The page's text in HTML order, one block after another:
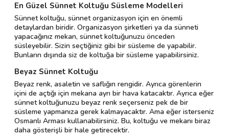
En Güzel Sünnet Koltuğu Süsleme Modelleri
Sünnet koltuğu, sünnet organizasyon için en önemli
detaylardan biridir. Organizasyon şirketleri ya da sünneti
yapacağınız mekan, sünnet koltuğunuzu önceden
süsleyebilir. Sizin seçtiğiniz gibi bir süsleme de yapabilir.
Bunların dışında siz de koltuğa bir süsleme yapabilirsiniz.
Beyaz Sünnet Koltuğu
Beyaz renk, asaletin ve saflığın rengidir. Ayrıca görenlerin
içini de açtığı için mekana ayrı bir hava katacaktır. Ayrıca eğer
sünnet koltuğunuzu beyaz renk seçerseniz pek de bir
süsleme yapmanıza gerek kalmayacaktır. Ama eğer isterseniz
Osmanlı Arması kullanabilirsiniz. Bu, koltuğu ve mekanı biraz
daha gösterişli bir hale getirecektir.